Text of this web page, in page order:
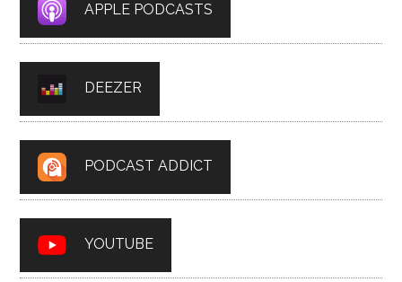
APPLE PODCASTS
DEEZER
PODCAST ADDICT
YOUTUBE